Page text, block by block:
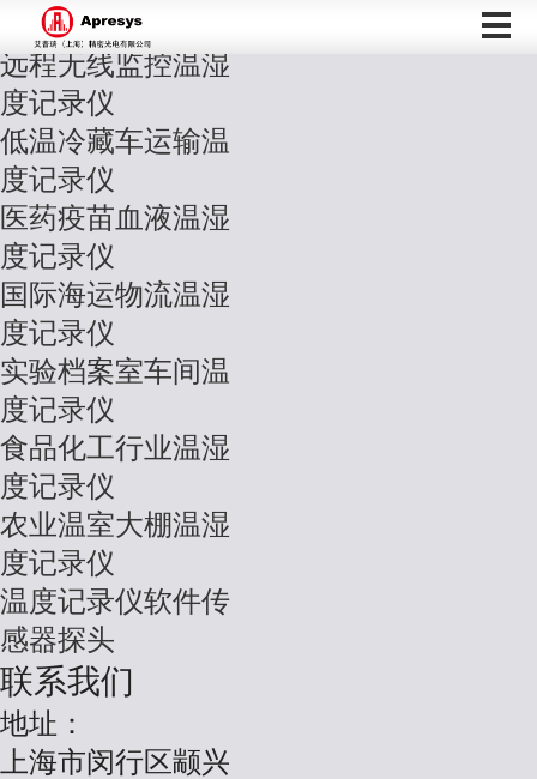
应用导航
远程无线监控温湿
度记录仪
低温冷藏车运输温
度记录仪
医药疫苗血液温湿
度记录仪
国际海运物流温湿
度记录仪
实验档案室车间温
度记录仪
食品化工行业温湿
度记录仪
农业温室大棚温湿
度记录仪
温度记录仪软件传
感器探头
联系我们
地址：
上海市闵行区颛兴